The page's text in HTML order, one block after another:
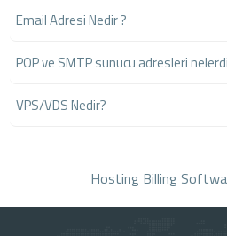
Email Adresi Nedir ?
POP ve SMTP sunucu adresleri
VPS/VDS Nedir?
Hosting Billing